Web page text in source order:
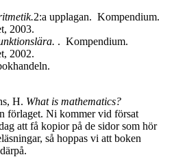
2:a upplagan. Kompendium.
2003.
. Kompendium.
2002.
H. What is mathematics?
förlaget. Ni kommer vid försat
att få kopior på de sidor som hör
så hoppas vi att boken